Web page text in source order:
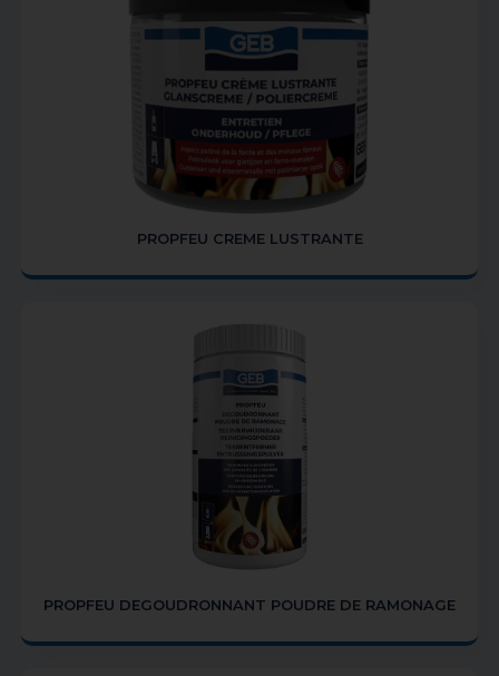
PROPFEU CREME LUSTRANTE
PROPFEU DEGOUDRONNANT POUDRE DE RAMONAGE